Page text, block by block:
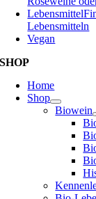
Lebensmittel
Lebensmitteln
Vegan
SHOP
Home
Shop
Biowein